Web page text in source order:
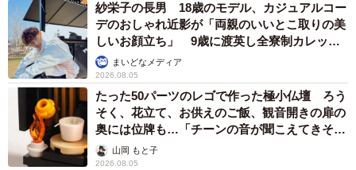
紗栄子の長男 18歳のモデル、カジュアルコー
デのおしゃれ近影が「両親のいいとこ取りの美
しいお顔立ち」 9歳に渡英し全寮制カレッジ
で学ぶまいどなメディア
2026.08.05
たった50パーツのレゴで作った極小仏壇 ろう
そく、花立て、お供えのご飯、観音開きの扉の
奥には位牌も…「チーンの音が聞こえてきそ
う」山岡 もと子
2026.08.05